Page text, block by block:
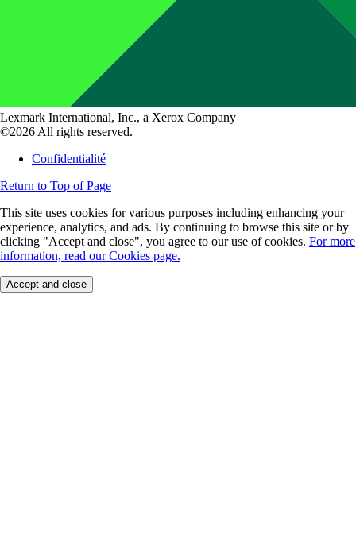
Lexmark International, Inc., a Xerox Company
©2026 All rights reserved.
Confidentialité
Return to Top of Page
This site uses cookies for various purposes including enhancing your
experience, analytics, and ads. By continuing to browse this site or by
clicking "Accept and close", you agree to our use of cookies. For more
information, read our Cookies page.
Accept and close